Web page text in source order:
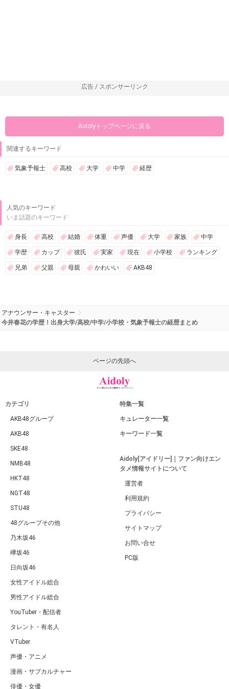
広告 / スポンサーリンク
Aidolyトップページに戻る
関連するキーワード
気象予報士 高校 大学 中学 経歴
人気のキーワード
いま話題のキーワード
身長 高校 結婚 体重 声優 大学 家族 中学
学歴 カップ 彼氏 実家 現在 小学校 ランキング
兄弟 父親 母親 かわいい AKB48
アナウンサー・キャスター
今井春花の学歴！出身大学/高校/中学/小学校・気象予報士の経歴まとめ
ページの先頭へ
カテゴリ
AKB48グループ
AKB48
SKE48
NMB48
HKT48
NGT48
STU48
48グループその他
乃木坂46
欅坂46
日向坂46
女性アイドル総合
男性アイドル総合
YouTuber・配信者
タレント・有名人
VTuber
声優・アニメ
漫画・サブカルチャー
俳優・女優
特集一覧
キュレーター一覧
キーワード一覧
Aidoly[アイドリー]｜ファン向けエン
タメ情報サイトについて
運営者
利用規約
プライバシー
サイトマップ
お問い合せ
PC版